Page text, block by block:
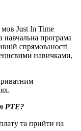
мов Just In Time
навчальна програма
спрямованості
навичками,
PTE?
та прийти на